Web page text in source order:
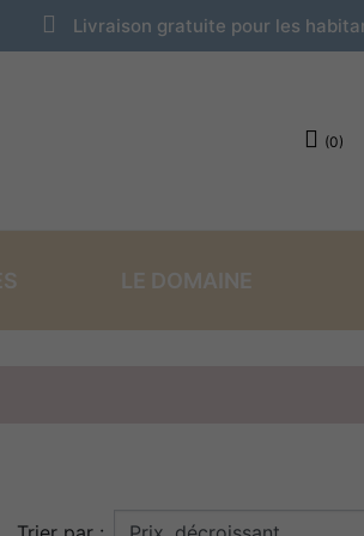
Livraison gratuite pour les
(0)
LE DOMAINE